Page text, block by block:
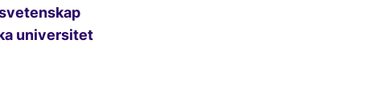
universitet